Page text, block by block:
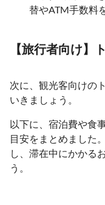
替やATM手数料
【旅行者向け】
次に、観光客向けの
いきましょう。
以下に、宿泊費や食
目安をまとめました
し、滞在中にかかる
う。